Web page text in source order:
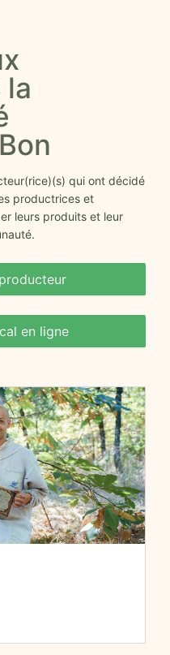
la
qui ont décidé
productrices et
leurs produits et leur
en ligne